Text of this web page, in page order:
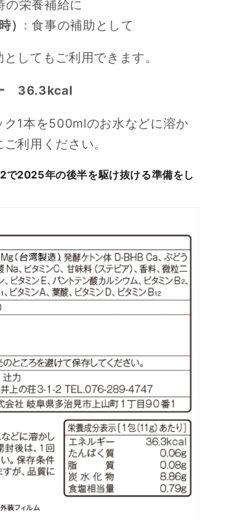
の栄養補給に
） : 食事の補助として
してもご利用できます。
36.3kcal
1本を500mlのお水などに溶か
利用ください。
で2025年の後半を駆け抜ける準備をし